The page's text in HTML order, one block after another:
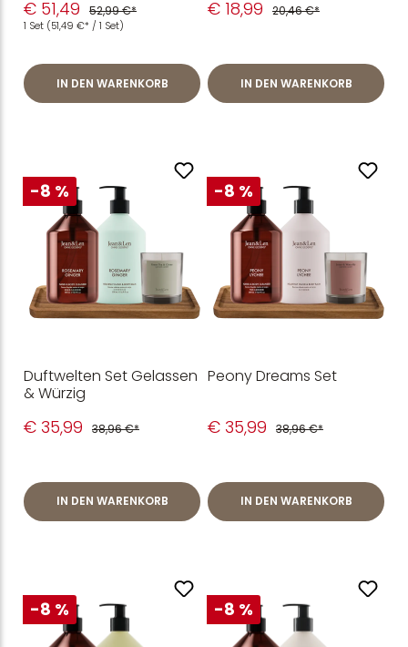
€ 51,49 52,99 €*
1 Set (51,49 €* / 1 Set)
IN DEN WARENKORB
€ 18,99 20,46 €*
IN DEN WARENKORB
-8 %
Duftwelten Set Gelassen
& Würzig
€ 35,99 38,96 €*
IN DEN WARENKORB
-8 %
Peony Dreams Set
€ 35,99 38,96 €*
IN DEN WARENKORB
-8 % -8 %